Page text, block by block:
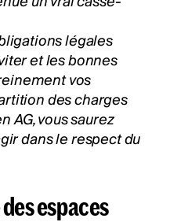
légales
et les bonnes
vos
des charges
AG, vous saurez
dans le respect du
espaces